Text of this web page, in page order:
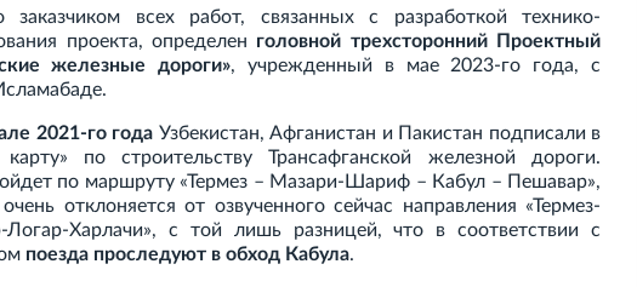
всех работ, связанных с разработкой технико-
проекта, определен головной трехсторонний Проектный
железные дороги», учрежденный в мае 2023-го года, с
2021-го года Узбекистан, Афганистан и Пакистан подписали в
по строительству Трансафганской железной дороги.
по маршруту «Термез – Мазари-Шариф – Кабул – Пешавар»,
отклоняется от озвученного сейчас направления «Термез-
Логар-Харлачи», с той лишь разницей, что в соответствии с
поезда проследуют в обход Кабула.